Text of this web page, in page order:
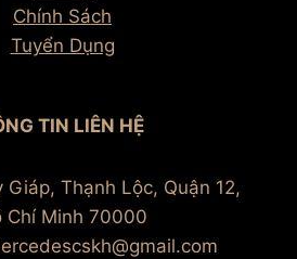
Chính Sách
Tuyển Dụng
TIN LIÊN HỆ
Giáp, Thạnh Lộc, Quận 12,
Chí Minh 70000